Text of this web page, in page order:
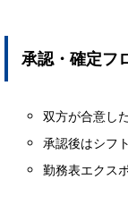
承認・確定フ
双方が合意し
承認後はシフ
勤務表エクス